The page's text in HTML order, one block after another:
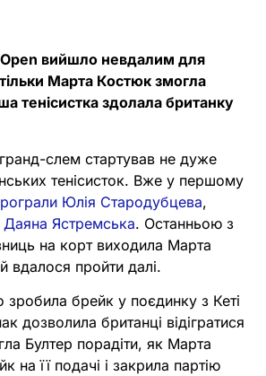
вийшло невдалим для
Марта Костюк змогла
тенісистка здолала британку
слем стартував не дуже
тенісисток. Вже у першому
Юлія Стародубцева,
Даяна Ястремська. Останньою з
на корт виходила Марта
вдалося пройти далі.
зробила брейк у поєдинку з Кеті
дозволила британці відігратися
Бултер порадіти, як Марта
на її подачі і закрила партію